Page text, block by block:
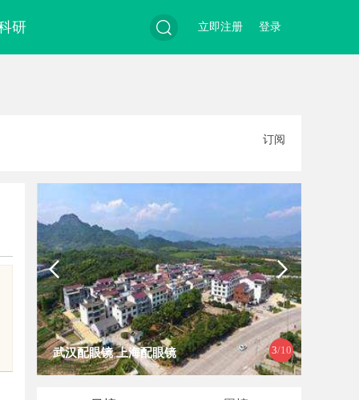
研 登录
立即注册
订阅
3/10
武汉配眼镜 上海配眼镜